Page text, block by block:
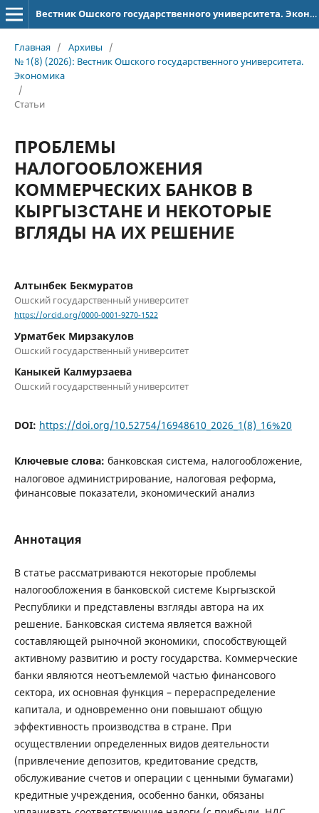
Вестник Ошского государственного университета. Экономика
Главная / Архивы
/
№ 1(8) (2026): Вестник Ошского государственного университета.
Экономика
/
Статьи
ПРОБЛЕМЫ
НАЛОГООБЛОЖЕНИЯ
КОММЕРЧЕСКИХ БАНКОВ В
КЫРГЫЗСТАНЕ И НЕКОТОРЫЕ
ВГЛЯДЫ НА ИХ РЕШЕНИЕ
Алтынбек Бекмуратов
Ошский государственный университет
https://orcid.org/0000-0001-9270-1522
Урматбек Мирзакулов
Ошский государственный университет
Каныкей Калмурзаева
Ошский государственный университет
DOI: https://doi.org/10.52754/16948610_2026_1(8)_16%20
Ключевые слова: банковская система, налогообложение,
налоговое администрирование, налоговая реформа,
финансовые показатели, экономический анализ
Аннотация
В статье рассматриваются некоторые проблемы
налогообложения в банковской системе Кыргызской
Республики и представлены взгляды автора на их
решение. Банковская система является важной
составляющей рыночной экономики, способствующей
активному развитию и росту государства. Коммерческие
банки являются неотъемлемой частью финансового
сектора, их основная функция – перераспределение
капитала, и одновременно они повышают общую
эффективность производства в стране. При
осуществлении определенных видов деятельности
(привлечение депозитов, кредитование средств,
обслуживание счетов и операции с ценными бумагами)
кредитные учреждения, особенно банки, обязаны